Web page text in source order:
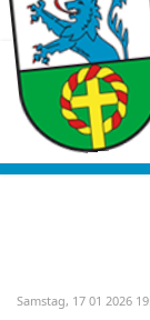
Samstag, 17 01 2026